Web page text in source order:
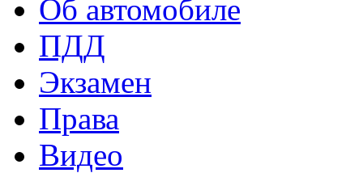
Об автомобиле
ПДД
Экзамен
Права
Видео